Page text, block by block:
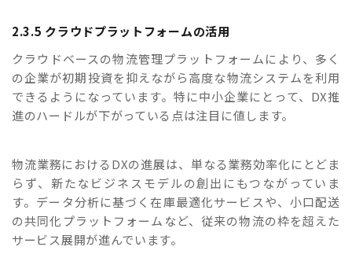
2.3.5 クラウドプラットフォームの活用
クラウドベースの物流管理プラットフォームにより、多く
の企業が初期投資を抑えながら高度な物流システムを利用
できるようになっています。特に中小企業にとって、DX推
進のハードルが下がっている点は注目に値します。
物流業務におけるDXの進展は、単なる業務効率化にとどま
らず、新たなビジネスモデルの創出にもつながっていま
す。データ分析に基づく在庫最適化サービスや、小口配送
の共同化プラットフォームなど、従来の物流の枠を超えた
サービス展開が進んでいます。